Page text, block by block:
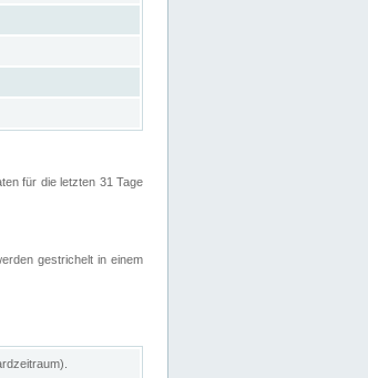
für die letzten 31 Tage
gestrichelt in einem